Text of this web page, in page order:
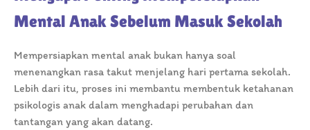
Mental Anak Sebelum Masuk Sekolah
Mempersiapkan mental anak bukan hanya soal
menenangkan rasa takut menjelang hari pertama sekolah.
Lebih dari itu, proses ini membantu membentuk ketahanan
psikologis anak dalam menghadapi perubahan dan
tantangan yang akan datang.